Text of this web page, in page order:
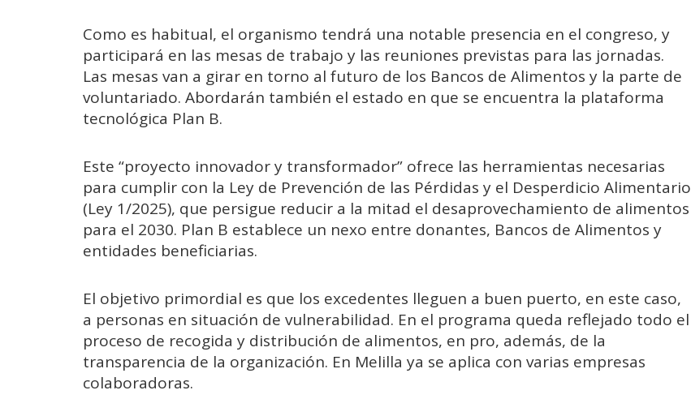
Como es habitual, el organismo tendrá una notable presencia en el congreso, y
participará en las mesas de trabajo y las reuniones previstas para las jornadas.
Las mesas van a girar en torno al futuro de los Bancos de Alimentos y la parte de
voluntariado. Abordarán también el estado en que se encuentra la plataforma
tecnológica Plan B.
Este “proyecto innovador y transformador” ofrece las herramientas necesarias
para cumplir con la Ley de Prevención de las Pérdidas y el Desperdicio Alimentario
(Ley 1/2025), que persigue reducir a la mitad el desaprovechamiento de alimentos
para el 2030. Plan B establece un nexo entre donantes, Bancos de Alimentos y
entidades beneficiarias.
El objetivo primordial es que los excedentes lleguen a buen puerto, en este caso,
a personas en situación de vulnerabilidad. En el programa queda reflejado todo el
proceso de recogida y distribución de alimentos, en pro, además, de la
transparencia de la organización. En Melilla ya se aplica con varias empresas
colaboradoras.